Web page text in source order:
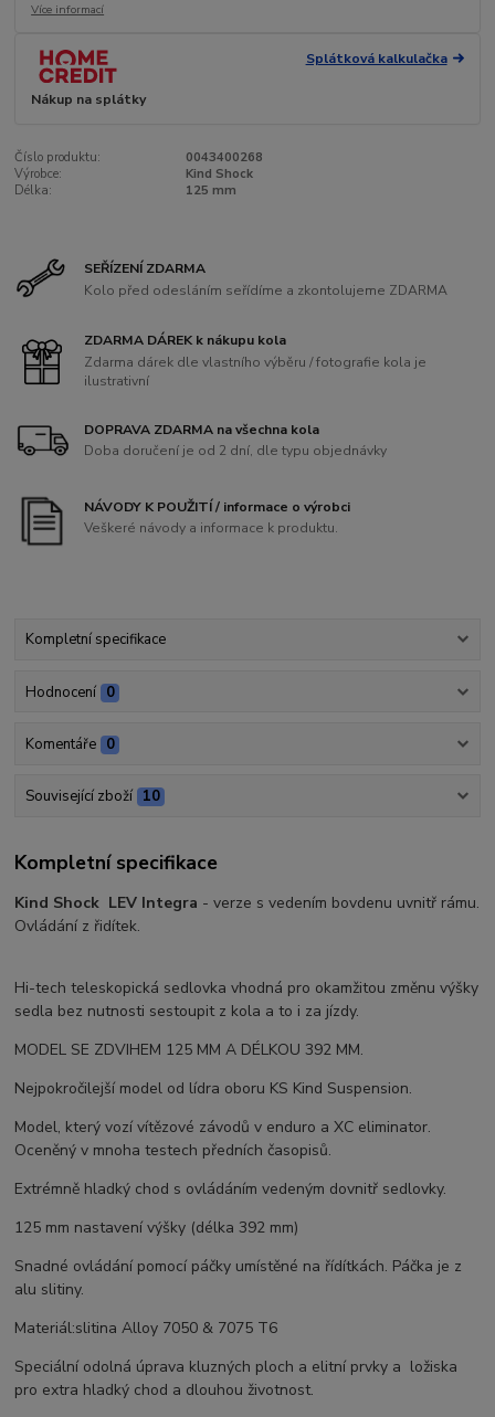
Více informací
Splátková kalkulačka
Nákup na splátky
Číslo produktu:
0043400268
Výrobce:
Kind Shock
Délka:
125 mm
SEŘÍZENÍ ZDARMA
Kolo před odesláním seřídíme a zkontolujeme ZDARMA
ZDARMA DÁREK k nákupu kola
Zdarma dárek dle vlastního výběru / fotografie kola je
ilustrativní
DOPRAVA ZDARMA na všechna kola
Doba doručení je od 2 dní, dle typu objednávky
NÁVODY K POUŽITÍ / informace o výrobci
Veškeré návody a informace k produktu.
Kompletní specifikace
Hodnocení 0
Komentáře 0
Související zboží 10
Kompletní specifikace
Kind Shock LEV Integra - verze s vedením bovdenu uvnitř rámu.
Ovládání z řidítek.
Hi-tech teleskopická sedlovka vhodná pro okamžitou změnu výšky
sedla bez nutnosti sestoupit z kola a to i za jízdy.
MODEL SE ZDVIHEM 125 MM A DÉLKOU 392 MM.
Nejpokročilejší model od lídra oboru KS Kind Suspension.
Model, který vozí vítězové závodů v enduro a XC eliminator.
Oceněný v mnoha testech předních časopisů.
Extrémně hladký chod s ovládáním vedeným dovnitř sedlovky.
125 mm nastavení výšky (délka 392 mm)
Snadné ovládání pomocí páčky umístěné na řídítkách. Páčka je z
alu slitiny.
Materiál:slitina Alloy 7050 & 7075 T6
Speciální odolná úprava kluzných ploch a elitní prvky a ložiska
pro extra hladký chod a dlouhou životnost.